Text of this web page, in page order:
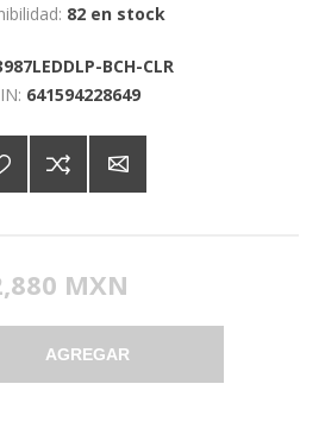
82 en stock
BCH-CLR
641594228649
MXN
AGREGAR